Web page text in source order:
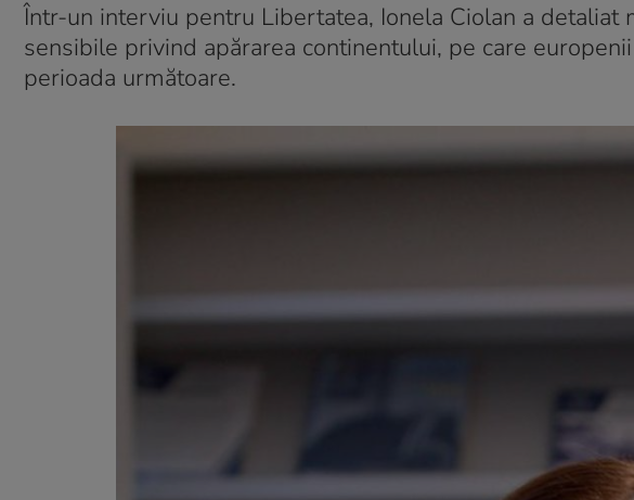
Într-un interviu pentru Libertatea, Ionela Ciolan a detaliat
sensibile privind apărarea continentului, pe care
perioada următoare.